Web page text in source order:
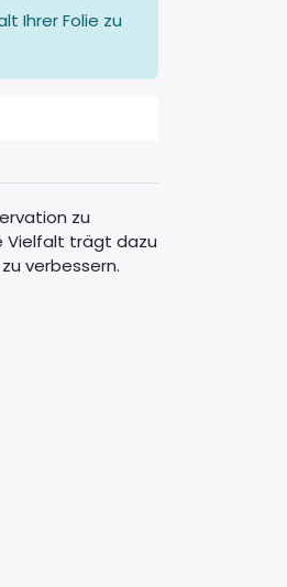
Ihrer Folie zu
zu
Vielfalt trägt dazu
verbessern.